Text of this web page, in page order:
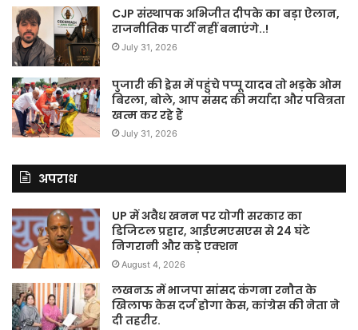
CJP संस्थापक अभिजीत दीपके का बड़ा ऐलान,
राजनीतिक पार्टी नहीं बनाएंगे..!
July 31, 2026
पुजारी की ड्रेस में पहुंचे पप्पू यादव तो भड़के ओम
बिरला, बोले, आप संसद की मर्यादा और पवित्रता
खत्म कर रहे हैं
July 31, 2026
अपराध
UP में अवैध खनन पर योगी सरकार का
डिजिटल प्रहार, आईएमएसएस से 24 घंटे
निगरानी और कड़े एक्शन
August 4, 2026
लखनऊ में भाजपा सांसद कंगना रनौत के
खिलाफ केस दर्ज होगा केस, कांग्रेस की नेता ने
दी तहरीर.